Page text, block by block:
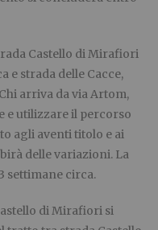
Castello di Mirafiori
e strada delle Cacce,
arriva da via Artom,
e utilizzare il percorso
agli aventi titolo e ai
delle variazioni. La
settimane circa.
di Mirafiori si